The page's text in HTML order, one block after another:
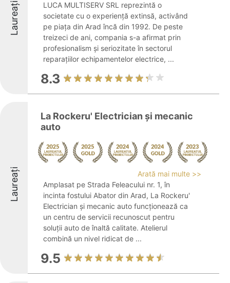
Laureați
LUCA MULTISERV SRL reprezintă o
societate cu o experiență extinsă, activând
pe piața din Arad încă din 1992. De peste
treizeci de ani, compania s-a afirmat prin
profesionalism și seriozitate în sectorul
reparațiilor echipamentelor electrice, ...
8.3
Laureați
La Rockeru' Electrician și mecanic
auto
Arată mai multe >>
Amplasat pe Strada Feleacului nr. 1, în
incinta fostului Abator din Arad, La Rockeru'
Electrician și mecanic auto funcționează ca
un centru de servicii recunoscut pentru
soluții auto de înaltă calitate. Atelierul
combină un nivel ridicat de ...
9.5